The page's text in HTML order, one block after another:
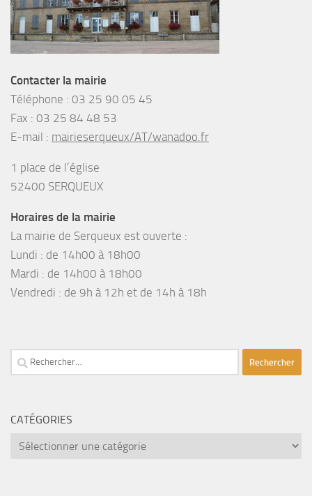
Contacter la mairie
Téléphone : 03 25 90 05 45
Fax : 03 25 84 48 53
E-mail : mairieserqueux/AT/wanadoo.fr
1 place de l’église
52400 SERQUEUX
Horaires de la mairie
La mairie de Serqueux est ouverte :
Lundi : de 14h00 à 18h00
Mardi : de 14h00 à 18h00
Vendredi : de 9h à 12h et de 14h à 18h
Rechercher :
CATÉGORIES
catégories